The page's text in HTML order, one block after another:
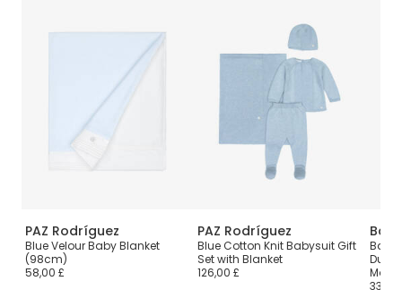
PAZ Rodríguez
Blue Velour Baby Blanket
(98cm)
58,00 £
PAZ Rodríguez
Blue Cotton Knit Babysuit Gift
Set with Blanket
126,00 £
Baby
Motif
33,00